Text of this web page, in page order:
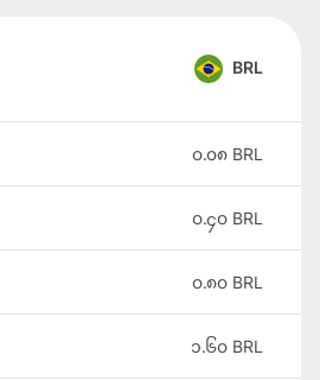
BRL
၀.၀၈ BRL
၀.၄၀ BRL
၀.၈၀ BRL
၁.၆၀ BRL